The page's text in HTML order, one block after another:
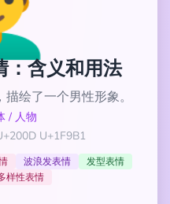
：含义和用法
绘了一个男性形象。
/ 人物
U+1F9B1
波浪发表情
发型表情
样性表情